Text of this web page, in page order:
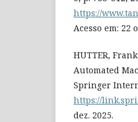
https://
Acesso em: 22
HUTTER,
Automated
Springer
https://
dez. 2025.